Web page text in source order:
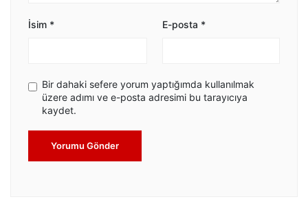
İsim * E-posta *
Bir dahaki sefere yorum yaptığımda kullanılmak
üzere adımı ve e-posta adresimi bu tarayıcıya
kaydet.
Yorumu Gönder